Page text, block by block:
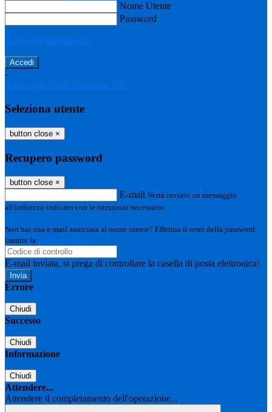
Nome Utente
Password
Password dimenticata?
-
Entra con SPID
Entra con CIE
Seleziona utente
button close ×
Recupero password
button close ×
E-mail Verrà inviato un messaggio
all'indirizzo indicato con le istruzioni necessarie.
Non hai una e-mail associata al nome utente? Effettua il reset della password
tramite la Login Spaggiari
E-mail inviata, si prega di controllare la casella di posta elettronica!
Errore
Chiudi
Successo
Chiudi
Informazione
Chiudi
Attendere...
Attendere il completamento dell'operazione...